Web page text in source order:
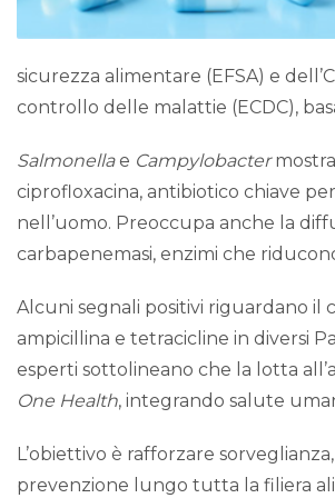
sicurezza alimentare (EFSA) e dell’
controllo delle malattie (ECDC),
Salmonellae Campylobacter
ciprofloxacina, antibiotico chiave
nell’uomo. Preoccupa anche la
carbapenemasi, enzimi che
Alcuni segnali positivi riguardano il
ampicillina e tetracicline in diversi
esperti sottolineano che la lotta
One Health, integrando salute
L’obiettivo è rafforzare
prevenzione lungo tutta la filiera